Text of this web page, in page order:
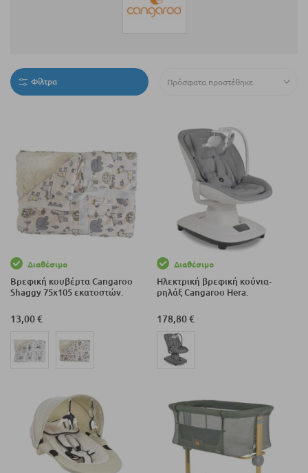
Φίλτρα
Διαθέσιμο
Βρεφική κουβέρτα Cangaroo
Shaggy 75x105 εκατοστών.
13,00 €
Διαθέσιμο
Ηλεκτρική βρεφική κούνια-
ρηλάξ Cangaroo Hera.
178,80 €